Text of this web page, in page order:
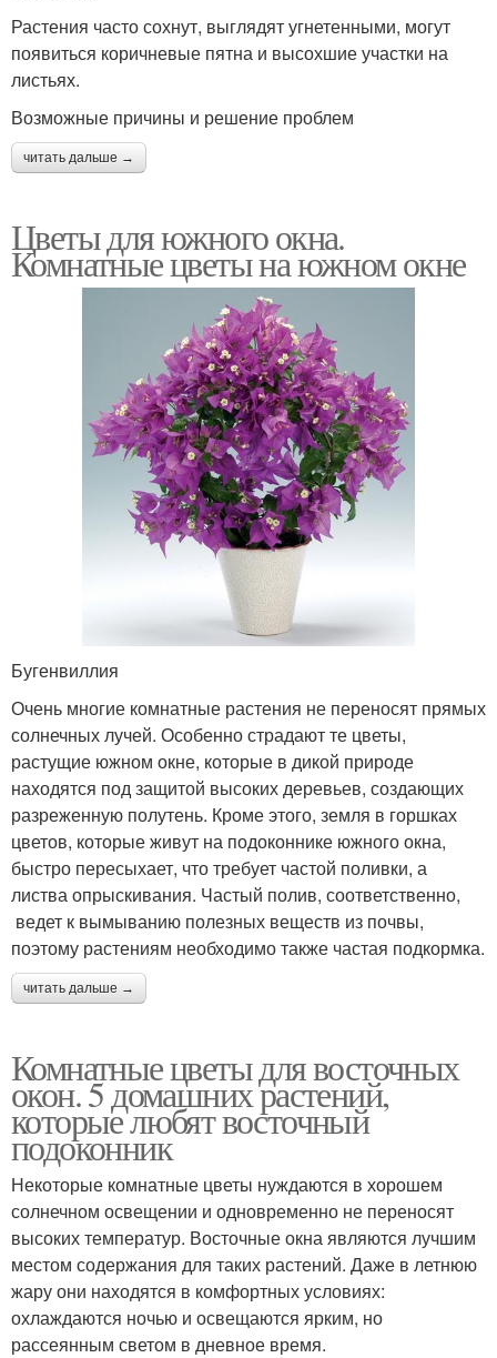
Растения часто сохнут, выглядят угнетенными, могут
появиться коричневые пятна и высохшие участки на
листьях.
Возможные причины и решение проблем
читать дальше →
Цветы для южного окна.
Комнатные цветы на южном окне
Бугенвиллия
Очень многие комнатные растения не переносят прямых
солнечных лучей. Особенно страдают те цветы,
растущие южном окне, которые в дикой природе
находятся под защитой высоких деревьев, создающих
разреженную полутень. Кроме этого, земля в горшках
цветов, которые живут на подоконнике южного окна,
быстро пересыхает, что требует частой поливки, а
листва опрыскивания. Частый полив, соответственно,
ведет к вымыванию полезных веществ из почвы,
поэтому растениям необходимо также частая подкормка.
читать дальше →
Комнатные цветы для восточных
окон. 5 домашних растений,
которые любят восточный
подоконник
Некоторые комнатные цветы нуждаются в хорошем
солнечном освещении и одновременно не переносят
высоких температур. Восточные окна являются лучшим
местом содержания для таких растений. Даже в летнюю
жару они находятся в комфортных условиях:
охлаждаются ночью и освещаются ярким, но
рассеянным светом в дневное время.